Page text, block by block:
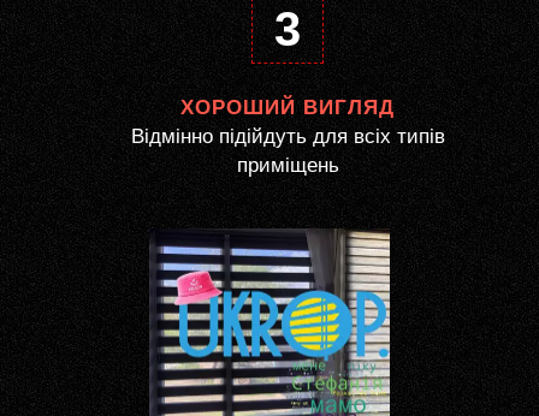
3
ХОРОШИЙ ВИГЛЯД
Відмінно підійдуть для всіх типів
приміщень